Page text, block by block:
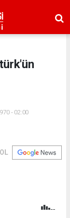
- 02:00